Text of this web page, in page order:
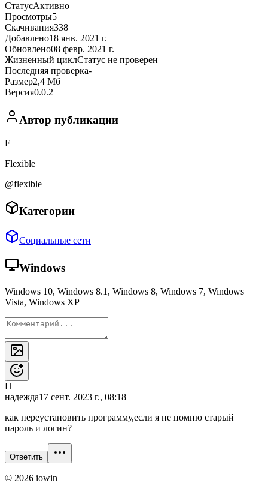
СтатусАктивно
Просмотры5
Скачивания338
Добавлено18 янв. 2021 г.
Обновлено08 февр. 2021 г.
Жизненный циклСтатус не проверен
Последняя проверка-
Размер2,4 Мб
Версия0.0.2
Автор публикации
F
Flexible
@flexible
Категории
Социальные сети
Windows
Windows 10, Windows 8.1, Windows 8, Windows 7, Windows
Vista, Windows XP
Н
надежда17 сент. 2023 г., 08:18
как переустановить программу,если я не помню старый
пароль и логин?
Ответить
© 2026 iowin